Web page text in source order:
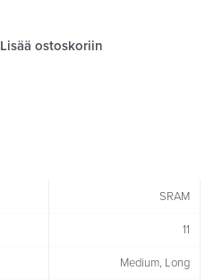
Lisää ostoskoriin
SRAM
11
Medium, Long